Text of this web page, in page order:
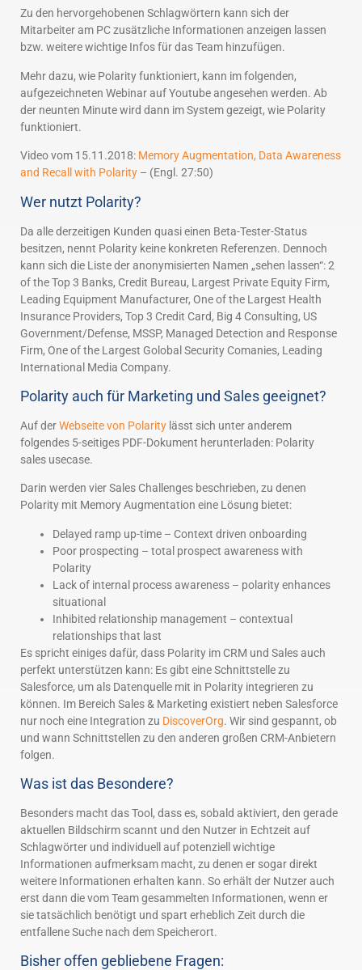
Zu den hervorgehobenen Schlagwörtern kann sich der
Mitarbeiter am PC zusätzliche Informationen anzeigen lassen
bzw. weitere wichtige Infos für das Team hinzufügen.
Mehr dazu, wie Polarity funktioniert, kann im folgenden,
aufgezeichneten Webinar auf Youtube angesehen werden. Ab
der neunten Minute wird dann im System gezeigt, wie Polarity
funktioniert.
Video vom 15.11.2018: Memory Augmentation, Data Awareness
and Recall with Polarity – (Engl. 27:50)
Wer nutzt Polarity?
Da alle derzeitigen Kunden quasi einen Beta-Tester-Status
besitzen, nennt Polarity keine konkreten Referenzen. Dennoch
kann sich die Liste der anonymisierten Namen „sehen lassen“: 2
of the Top 3 Banks, Credit Bureau, Largest Private Equity Firm,
Leading Equipment Manufacturer, One of the Largest Health
Insurance Providers, Top 3 Credit Card, Big 4 Consulting, US
Government/Defense, MSSP, Managed Detection and Response
Firm, One of the Largest Golobal Security Comanies, Leading
International Media Company.
Polarity auch für Marketing und Sales geeignet?
Auf derWebseite von Polarity lässt sich unter anderem
folgendes 5-seitiges PDF-Dokument herunterladen: Polarity
sales usecase.
Darin werden vier Sales Challenges beschrieben, zu denen
Polarity mit Memory Augmentation eine Lösung bietet:
Delayed ramp up-time – Context driven onboarding
Poor prospecting – total prospect awareness with
Polarity
Lack of internal process awareness – polarity enhances
situational
Inhibited relationship management – contextual
relationships that last
Es spricht einiges dafür, dass Polarity im CRM und Sales auch
perfekt unterstützen kann: Es gibt eine Schnittstelle zu
Salesforce, um als Datenquelle mit in Polarity integrieren zu
können. Im Bereich Sales & Marketing existiert neben Salesforce
nur noch eine Integration zu DiscoverOrg. Wir sind gespannt, ob
und wann Schnittstellen zu den anderen großen CRM-Anbietern
folgen.
Was ist das Besondere?
Besonders macht das Tool, dass es, sobald aktiviert, den gerade
aktuellen Bildschirm scannt und den Nutzer in Echtzeit auf
Schlagwörter und individuell auf potenziell wichtige
Informationen aufmerksam macht, zu denen er sogar direkt
weitere Informationen erhalten kann. So erhält der Nutzer auch
erst dann die vom Team gesammelten Informationen, wenn er
sie tatsächlich benötigt und spart erheblich Zeit durch die
entfallene Suche nach dem Speicherort.
Bisher offen gebliebene Fragen: